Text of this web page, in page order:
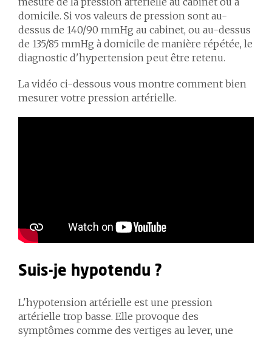
domicile. Si vos valeurs de pression sont au-
dessus de 140/90 mmHg au cabinet, ou au-dessus
de 135/85 mmHg à domicile de manière répétée, le
diagnostic d'hypertension peut être retenu.
La vidéo ci-dessous vous montre comment bien
mesurer votre pression artérielle.
Suis-je hypotendu ?
L'hypotension artérielle est une pression
artérielle trop basse. Elle provoque des
symptômes comme des vertiges au lever, une